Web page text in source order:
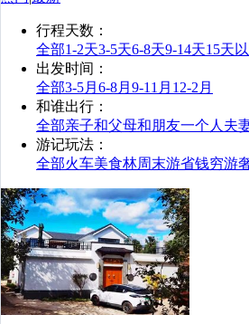
行程天数 ：
全部1-2天3-5天6-8天9-14天15天
出发时间 ：
全部3-5月 6-8月 9-11月 12-2月
和谁出行 ：
全部亲子和父母和朋友一个人 夫
游记玩法 ：
全部火车美食林周末游省钱穷游